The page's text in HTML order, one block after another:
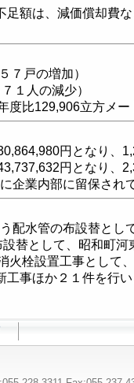
額は、減価償却費
戸の増加）
人の減少）
比129,906立方メー
円となり、
円となり、
企業内部に留保され
配水管の布設替として
替として、昭和町
火栓設置工事として
事ほか２１件を行い